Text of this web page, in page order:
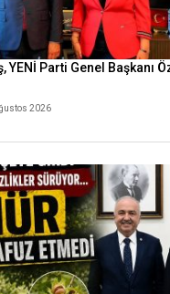
YENİ Parti Genel Başkanı
2026